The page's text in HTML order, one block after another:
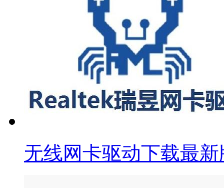
无线网卡驱动下载最